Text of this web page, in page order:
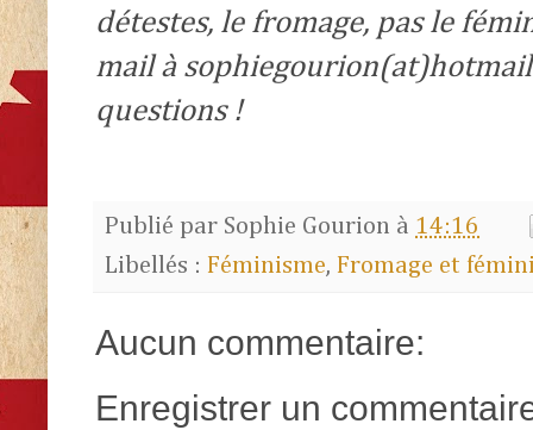
détestes, le fromage, pas le
mail à
questions !
Publié par Sophie Gourion à 14:16
Libellés : Féminisme, Fromage et
Aucun commentaire:
Enregistrer un